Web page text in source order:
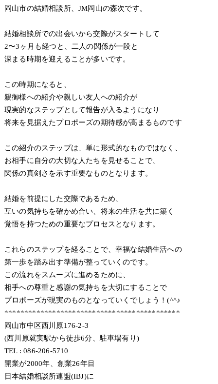
岡山市の結婚相談所、JM岡山の森次です。
結婚相談所での出会いから交際がスタートして
2〜3ヶ月も経つと、二人の関係が一段と
深まる時期を迎えることが多いです。
この時期になると、
親御様への紹介や親しい友人への紹介が
現実的なステップとして報告が入るようになり
将来を見据えたプロポーズの期待感が高まるものです
この紹介のステップは、単に形式的なものではなく、
お相手に自分の大切な人たちを見せることで、
関係の真剣さを示す重要なものとなります。
結婚を前提にした交際であるため、
互いの気持ちを確かめ合い、将来の生活を共に築く
覚悟を持つための重要なプロセスとなります。
これらのステップを経ることで、幸福な結婚生活への
第一歩を踏み出す準備が整っていくのです。
この流れをスムーズに進めるために、
相手への尊重と感謝の気持ちを大切にすることで
プロポーズが現実のものとなっていくでしょう！(^^♪
********************************************
岡山市中区西川原176-2-3
(西川原就実駅から徒歩6分、駐車場有り)
TEL : 086-206-5710
開業が2000年、創業26年目
日本結婚相談所連盟(IBJ)に